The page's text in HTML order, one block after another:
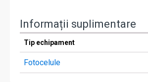
Informații suplimentare
Tip echipament
Fotocelule